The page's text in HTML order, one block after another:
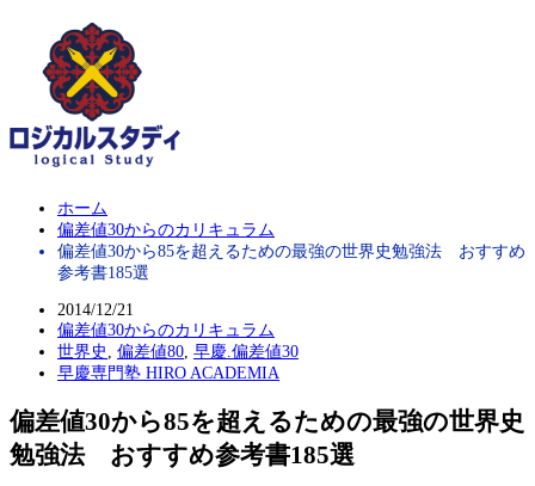
ホーム
偏差値30からのカリキュラム
偏差値30から85を超えるための最強の世界史勉強法 おすすめ
参考書185選
2014/12/21
偏差値30からのカリキュラム
世界史
偏差値80 早慶.偏差値30
早慶専門塾 HIRO ACADEMIA
偏差値30から85を超えるための最強の世界史
勉強法 おすすめ参考書185選